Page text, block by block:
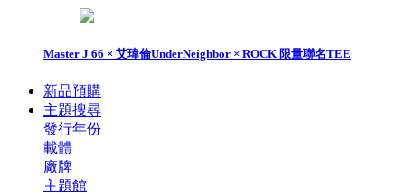
Master J 66 × 艾瑋倫UnderNeighbor × ROCK 限量聯名TEE
新品預購
主題搜尋
發行年份
載體
廠牌
主題館